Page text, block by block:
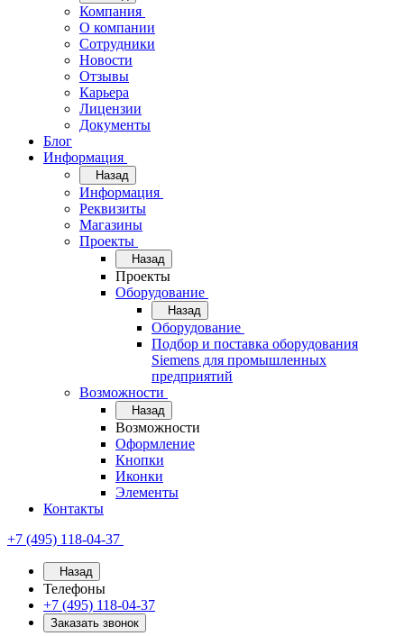
Компания
О компании
Сотрудники
Новости
Отзывы
Карьера
Лицензии
Документы
Блог
Информация
Назад
Информация
Реквизиты
Магазины
Проекты
Назад
Проекты
Оборудование
Назад
Оборудование
Подбор и поставка оборудования
Siemens для промышленных
предприятий
Возможности
Назад
Возможности
Оформление
Кнопки
Иконки
Элементы
Контакты
+7 (495) 118-04-37
Назад
Телефоны
+7 (495) 118-04-37
Заказать звонок